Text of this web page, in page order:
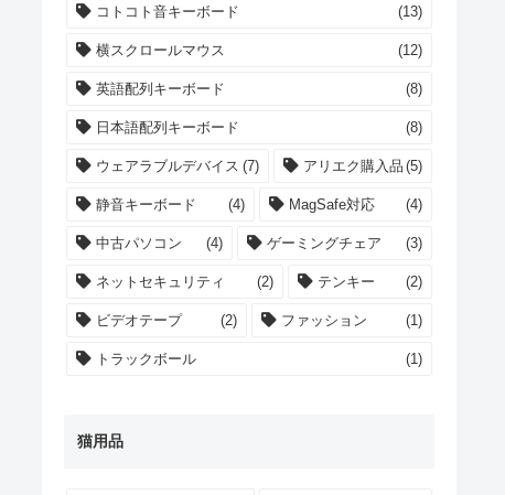
コトコト音キーボード (13)
横スクロールマウス (12)
英語配列キーボード (8)
日本語配列キーボード (8)
ウェアラブルデバイス (7) アリエク購入品 (5)
静音キーボード (4) MagSafe対応 (4)
中古パソコン (4) ゲーミングチェア (3)
ネットセキュリティ (2) テンキー (2)
ビデオテープ (2) ファッション (1)
トラックボール (1)
猫用品